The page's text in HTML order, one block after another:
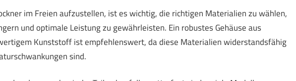
im Freien aufzustellen, ist es wichtig, die richtigen Materialien zu wählen,
und optimale Leistung zu gewährleisten. Ein robustes Gehäuse aus
Kunststoff ist empfehlenswert, da diese Materialien widerstandsfähig
sind.